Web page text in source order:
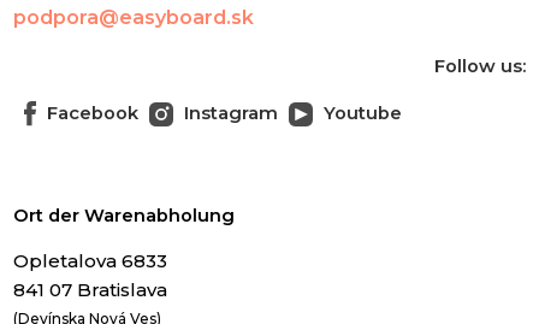
podpora@easyboard.sk
Follow us:
Facebook Instagram Youtube
Ort der Warenabholung
Opletalova 6833
841 07 Bratislava
(Devínska Nová Ves)